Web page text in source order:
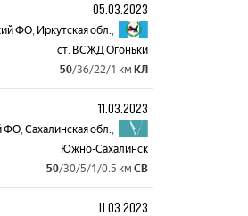
05.03.2023
ФО, Иркутская обл.,
ст. ВСЖД Огоньки
50/36/22/1 км КЛ
11.03.2023
ФО,Сахалинская обл.,
Южно-Сахалинск
50/30/5/1/0.5 км СВ
11.03.2023